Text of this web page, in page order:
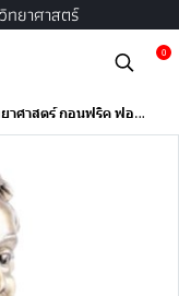
ทยาศาสตร์
0
สตร์ กอนฟริค ฟอน ไลน์ นิซ